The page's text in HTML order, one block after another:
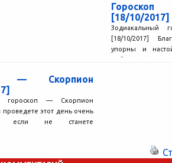
[18/10/2017]
Зодиакальный
[18/10/2017]
упорны и
добиться
— Скорпион
гороскоп — Скорпион
проведете этот день очень
если не станете